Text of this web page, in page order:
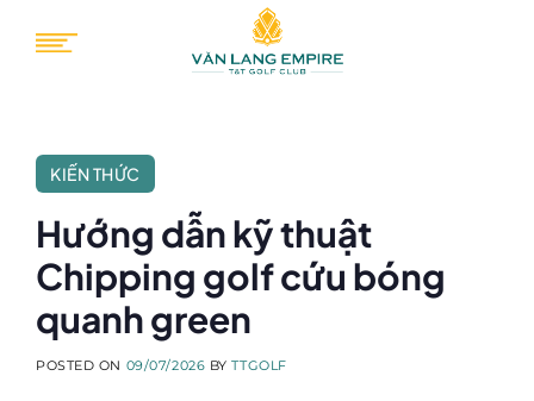
KIẾN THỨC
Hướng dẫn kỹ thuật
Chipping golf cứu bóng
quanh green
POSTED ON 09/07/2026 BYTTGOLF